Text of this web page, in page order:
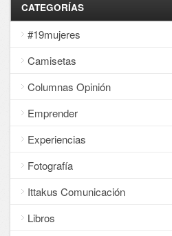
CATEGORÍAS
#19mujeres
Camisetas
Columnas Opinión
Emprender
Experiencias
Fotografía
Ittakus Comunicación
Libros